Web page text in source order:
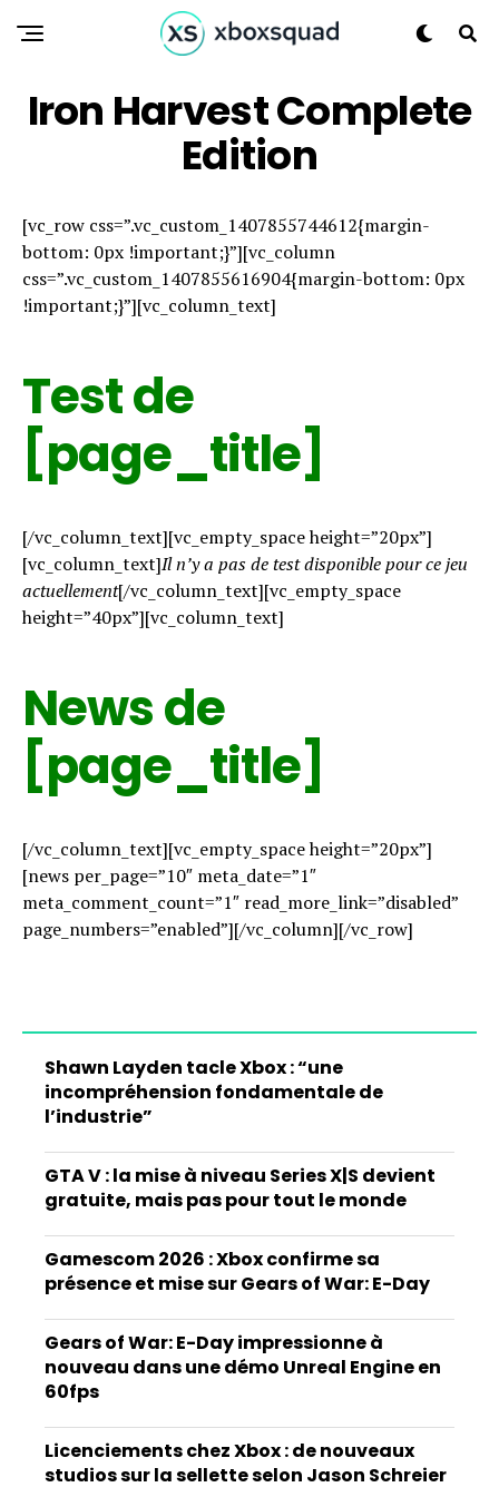
Iron Harvest Complete
Edition
[vc_row css=”.vc_custom_1407855744612{margin-
bottom: 0px !important;}”][vc_column
css=”.vc_custom_1407855616904{margin-bottom: 0px
!important;}”][vc_column_text]
Test de
[page_title]
[/vc_column_text][vc_empty_space height=”20px”]
[vc_column_text]Il n’y a pas de test disponible pour ce jeu
actuellement[/vc_column_text][vc_empty_space
height=”40px”][vc_column_text]
News de
[page_title]
[/vc_column_text][vc_empty_space height=”20px”]
[news per_page=”10″ meta_date=”1″
meta_comment_count=”1″ read_more_link=”disabled”
page_numbers=”enabled”][/vc_column][/vc_row]
Shawn Layden tacle Xbox : “une
incompréhension fondamentale de
l’industrie”
GTA V : la mise à niveau Series X|S devient
gratuite, mais pas pour tout le monde
Gamescom 2026 : Xbox confirme sa
présence et mise sur Gears of War: E-Day
Gears of War: E-Day impressionne à
nouveau dans une démo Unreal Engine en
60fps
Licenciements chez Xbox : de nouveaux
studios sur la sellette selon Jason Schreier